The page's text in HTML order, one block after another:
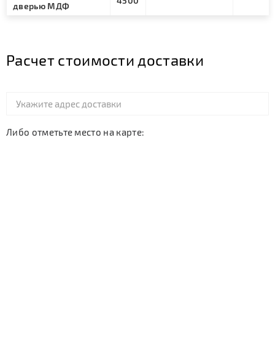
дверью МДФ
Расчет стоимости доставки
Либо отметьте место на карте: